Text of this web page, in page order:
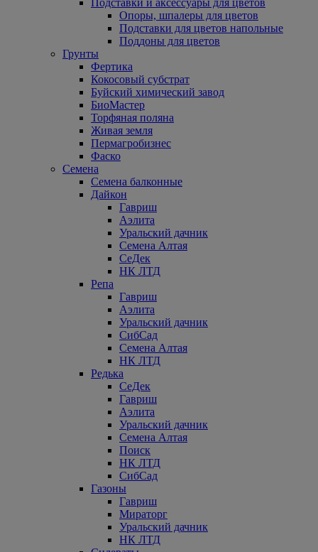
Подставки и аксессуары для цветов
Опоры, шпалеры для цветов
Подставки для цветов напольные
Поддоны для цветов
Грунты
Фертика
Кокосовый субстрат
Буйский химический завод
БиоМастер
Торфяная поляна
Живая земля
Пермагробизнес
Фаско
Семена
Семена балконные
Дайкон
Гавриш
Аэлита
Уральский дачник
Семена Алтая
СеДек
НК ЛТД
Репа
Гавриш
Аэлита
Уральский дачник
СибСад
Семена Алтая
НК ЛТД
Редька
СеДек
Гавриш
Аэлита
Уральский дачник
Семена Алтая
Поиск
НК ЛТД
СибСад
Газоны
Гавриш
Мираторг
Уральский дачник
НК ЛТД